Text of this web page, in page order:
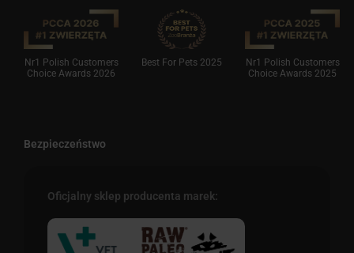
Nr1 Polish Customers
Choice Awards 2026
Best For Pets 2025
Nr1 Polish Customers
Choice Awards 2025
Bezpieczeństwo
Oficjalny sklep producenta marek: